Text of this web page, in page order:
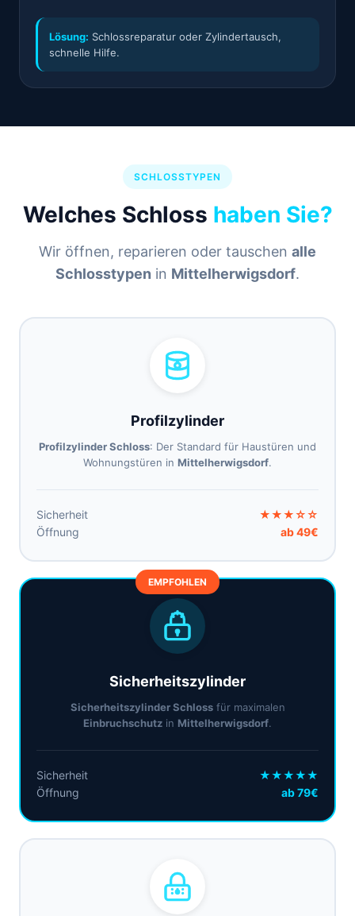
Lösung: Schlossreparatur oder Zylindertausch,
schnelle Hilfe.
SCHLOSSTYPEN
Welches Schloss haben Sie?
Wir öffnen, reparieren oder tauschen alle
Schlosstypen in Mittelherwigsdorf.
Profilzylinder
Profilzylinder Schloss: Der Standard für Haustüren und
Wohnungstüren in Mittelherwigsdorf.
Sicherheit
★★★☆☆
Öffnung
ab 49€
EMPFOHLEN
Sicherheitszylinder
Sicherheitszylinder Schlossfür maximalen
Einbruchschutz in Mittelherwigsdorf.
Sicherheit
★★★★★
Öffnung
ab 79€